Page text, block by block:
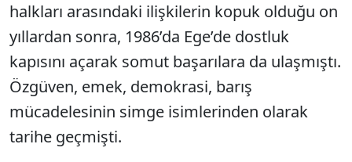
halkları arasındaki ilişkilerin kopuk olduğu on
yıllardan sonra, 1986’da Ege’de dostluk
kapısını açarak somut başarılara da ulaşmıştı.
Özgüven, emek, demokrasi, barış
mücadelesinin simge isimlerinden olarak
tarihe geçmişti.